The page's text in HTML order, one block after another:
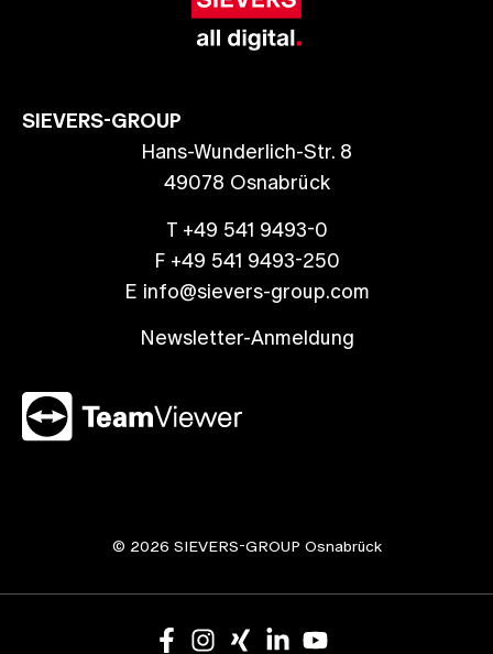
SIEVERS-GROUP
Hans-Wunderlich-Str. 8
49078 Osnabrück
T +49 541 9493-0
F +49 541 9493-250
E info@sievers-group.com
Newsletter-Anmeldung
© 2026 SIEVERS-GROUP Osnabrück